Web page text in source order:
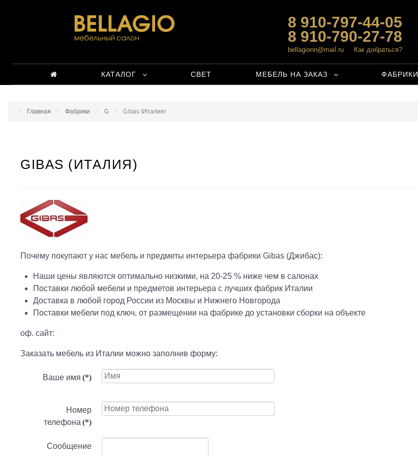
8 910-797-44-05
8 910-790-27-78
bellagionn@mail.ru Как добраться?
КАТАЛОГ СВЕТ МЕБЕЛЬ НА ЗАКАЗ ФАБРИКИ
Главная Фабрики G Gibas (Италия)
GIBAS (ИТАЛИЯ)
Почему покупают у нас мебель и предметы интерьера фабрики Gibas (Джибас):
Наши цены являются оптимально низкими, на 20-25 % ниже чем в салонах
Поставки любой мебели и предметов интерьера с лучших фабрик Италии
Доставка в любой город России из Москвы и Нижнего Новгорода
Поставки мебели под ключ, от размещении на фабрике до установки сборки на объекте
оф. сайт:
Заказать мебель из Италии можно заполнив форму:
Ваше имя (*)
Номер
телефона (*)
Сообщение